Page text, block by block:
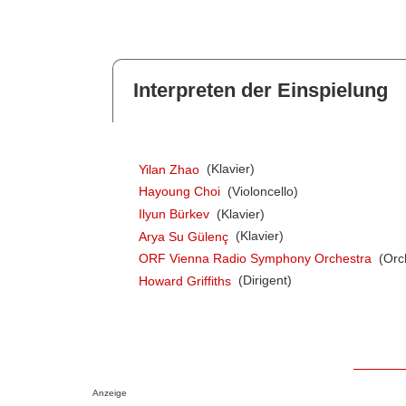
Interpreten der Einspielung
Yilan Zhao (Klavier)
Hayoung Choi (Violoncello)
Ilyun Bürkev (Klavier)
Arya Su Gülenç (Klavier)
ORF Vienna Radio Symphony Orchestra
Howard Griffiths (Dirigent)
Anzeige